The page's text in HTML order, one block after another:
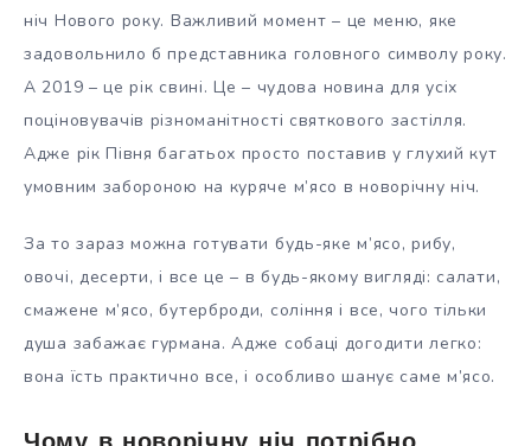
ніч Нового року. Важливиймомент – це меню, яке
задовольнило б представника головного символу року.
А 2019 – це рік свині. Це – чудова новина для усіх
поціновувачів різноманітності святкового застілля.
Адже рік Півня багатьох просто поставив у глухий кут
умовним забороною на куряче м’ясо в новорічну ніч.
За то зараз можна готувати будь-яке м’ясо, рибу,
овочі, десерти, і все це – в будь-якому вигляді: салати,
смажене м’ясо, бутерброди, соління і все, чого тільки
душа забажає гурмана. Адже собаці догодити легко:
вона їсть практично все, і особливо шанує саме м’ясо.